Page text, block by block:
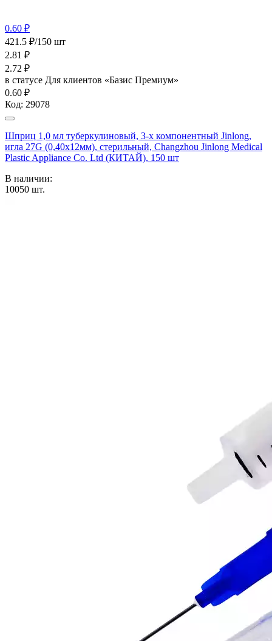
0.60 ₽
421.5 ₽/150 шт
2.81 ₽
2.72 ₽
в статусе Для клиентов «Базис Премиум»
0.60 ₽
Код: 29078
Шприц 1,0 мл туберкулиновый, 3-х компонентный Jinlong,
игла 27G (0,40х12мм), стерильный, Changzhou Jinlong Medical
Plastic Appliance Co. Ltd (КИТАЙ), 150 шт
В наличии:
10050 шт.